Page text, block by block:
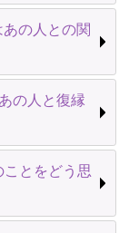
の人との関
の人と復縁
とをどう思